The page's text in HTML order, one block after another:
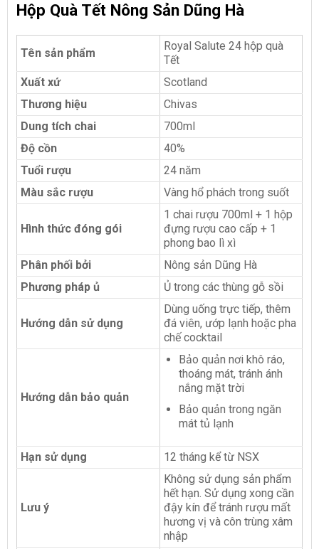
Hộp Quà Tết Nông Sản Dũng Hà
Tên sản phẩm
Royal Salute 24 hộp quà
Tết
Xuất xứ
Scotland
Thương hiệu
Chivas
Dung tích chai
700ml
Độ cồn
40%
Tuổi rượu
24 năm
Màu sắc rượu
Vàng hổ phách trong suốt
Hình thức đóng gói
1 chai rượu 700ml + 1 hộp
đựng rượu cao cấp + 1
phong bao lì xì
Phân phối bởi
Nông sản Dũng Hà
Phương pháp ủ
Ủ trong các thùng gỗ sồi
Hướng dẫn sử dụng
Dùng uống trực tiếp, thêm
đá viên, ướp lạnh hoặc pha
chế cocktail
Hướng dẫn bảo quản
Bảo quản nơi khô ráo,
thoáng mát, tránh ánh
nắng mặt trời
Bảo quản trong ngăn
mát tủ lạnh
Hạn sử dụng 12 tháng kể từ NSX
Lưu ý
Không sử dụng sản phẩm
hết hạn. Sử dụng xong cần
đậy kín để tránh rượu mất
hương vị và côn trùng xâm
nhập